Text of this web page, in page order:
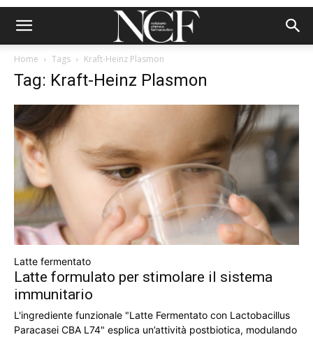
Home Tags Kraft-Heinz Plasmon
Tag: Kraft-Heinz Plasmon
Latte fermentato
Latte formulato per stimolare il sistema
immunitario
L'ingrediente funzionale "Latte Fermentato con Lactobacillus
Paracasei CBA L74" esplica un’attività postbiotica, modulando